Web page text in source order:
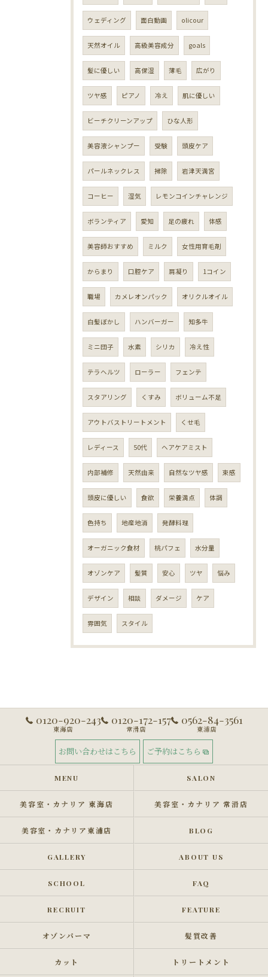
ウェディング 面白動画 olicour
天然オイル 高級美容成分 goals
髪に優しい 高保湿 薄毛 広がり
ツヤ感 ピアノ 冷え 肌に優しい
ビーチクリーンアップ ひな人形
美容液シャンプー 受験 頭皮ケア
パールネックレス 掃除 岩津天満宮
コーヒー 湿気 レモンコインチャレンジ
ボランティア 愛知 足の疲れ 体感
美容師おすすめ ミルク 女性用育毛剤
からまり 口腔ケア 肩凝り 1コイン
職場 カメレオンパック オリクルオイル
白髪ぼかし ハンバーガー 知多牛
ミニ団子 水素 シリカ 冷え性
テラヘルツ ローラー フェンテ
スタアリング くすみ ボリューム不足
アウトバストリートメント くせ毛
レディース 50代 ヘアケアミスト
内部補修 天然由来 自然なツヤ感 束感
頭皮に優しい 食欲 栄養満点 体調
色持ち 地産地消 発酵料理
オーガニック食材 桃パフェ 水分量
オゾンケア 髪質 安心 ツヤ 悩み
デザイン 相談 ダメージ ケア
雰囲気 スタイル
0120-920-243
東海店
0120-172-157
常滑店
0562-84-3561
東浦店
お問い合わせはこちら ご予約はこちら
MENU SALON
美容室・カナリア 東海店 美容室・カナリア 常滑店
美容室・カナリア東浦店 BLOG
GALLERY ABOUT US
SCHOOL FAQ
RECRUIT FEATURE
オゾンパーマ 髪質改善
カット トリートメント